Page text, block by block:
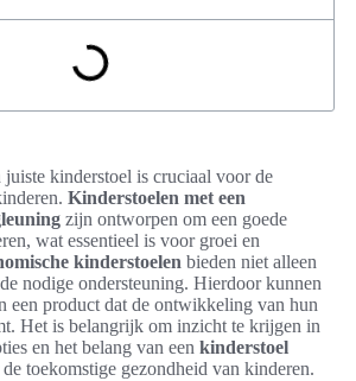
juiste kinderstoel is cruciaal voor de
Kinderstoelen met een
zijn ontworpen om een goede
wat essentieel is voor groei en
kinderstoelen bieden niet alleen
nodige ondersteuning. Hierdoor kunnen
een product dat de ontwikkeling van hun
Het is belangrijk om inzicht te krijgen in
en het belang van een kinderstoel
toekomstige gezondheid van kinderen.